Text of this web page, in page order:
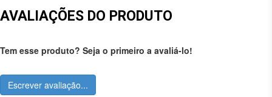
AVALIAÇÕES DO PRODUTO
Tem esse produto? Seja o primeiro a avaliá-lo!
Escrever avaliação...